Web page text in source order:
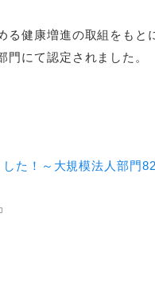
健康増進の取組をもと
にて認定されました。
た！～大規模法人部門